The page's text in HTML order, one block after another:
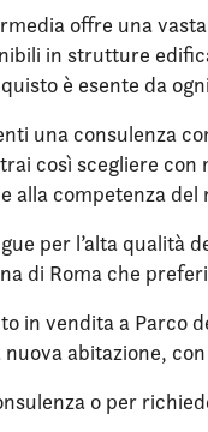
offre una
in strutture
è esente da
una consulenza
così scegliere con
alla competenza
per l’alta
di Roma che
in vendita a Parco
abitazione,
o per